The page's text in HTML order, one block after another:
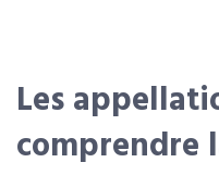
Les
comprendre